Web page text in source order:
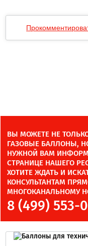
ВЫ МОЖЕТЕ НЕ
ГАЗОВЫЕ БАЛЛОНЫ,
НУЖНОЙ ВАМ
СТРАНИЦЕ НАШЕГО
ХОТИТЕ ЖДАТЬ И
КОНСУЛЬТАНТАМ
МНОГОКАНАЛЬНОМУ
8 (499) 553-